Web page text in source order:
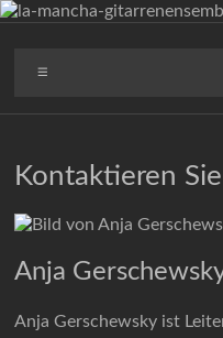
Zum
la-
Kontaktieren
Anja
Anja Gerschewsky ist